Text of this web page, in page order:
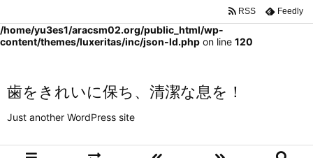
/home/yu3es1/aracsm02.org/public_html/wp-
content/themes/luxeritas/inc/json-ld.php on line 120
歯をきれいに保ち、清潔な息を！
Just another WordPress site
RSS Feedly